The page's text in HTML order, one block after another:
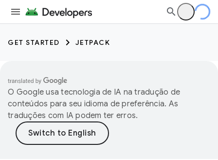
GET STARTED JETPACK
O Google usa tecnologia de IA na tradução de
conteúdos para seu idioma de preferência. As
traduções com IA podem ter erros.